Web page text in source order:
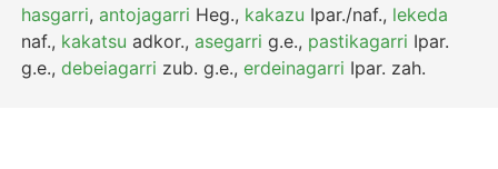
hasgarri,antojagarri Heg., kakazu Ipar./naf., lekeda
naf., kakatsu adkor.,asegarri g.e., pastikagarri Ipar.
g.e.,debeiagarri zub. g.e.,erdeinagarri Ipar. zah.